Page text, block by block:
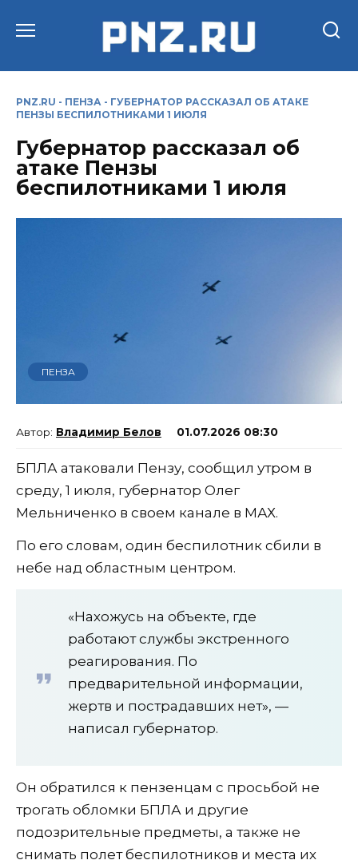
PNZ.RU - ПЕНЗА - ГУБЕРНАТОР РАССКАЗАЛ ОБ АТАКЕ
ПЕНЗЫ БЕСПИЛОТНИКАМИ 1 ИЮЛЯ
Губернатор рассказал об
атаке Пензы
беспилотниками 1 июля
ПЕНЗА
Владимир Белов 01.07.2026 08:30
БПЛА атаковали Пензу, сообщил утром в
среду, 1 июля, губернатор Олег
Мельниченко в своем канале в МАХ.
По его словам, один беспилотник сбили в
небе над областным центром.
«Нахожусь на объекте, где
работают службы экстренного
реагирования. По
предварительной информации,
жертв и пострадавших нет», —
написал губернатор.
Он обратился к пензенцам с просьбой не
трогать обломки БПЛА и другие
подозрительные предметы, а также не
снимать полет беспилотников и места их